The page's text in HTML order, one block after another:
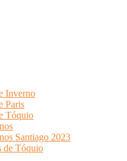
Inverno
Paris
Tóquio
Santiago 2023
de Tóquio